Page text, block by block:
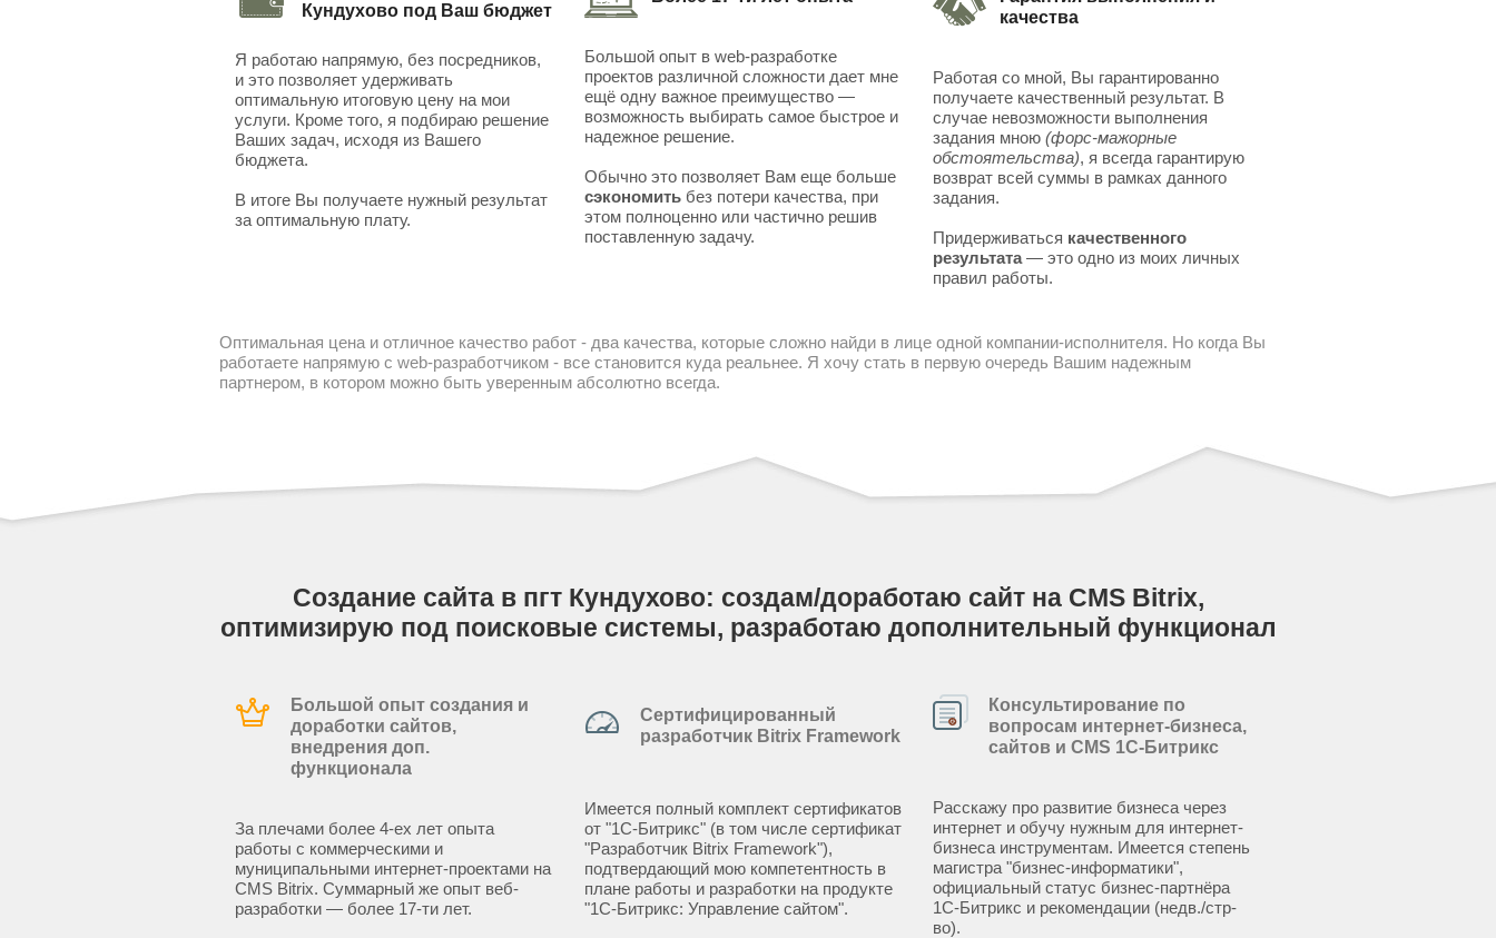
Кундухово под Ваш бюджет
Я работаю напрямую, без посредников,
и это позволяет удерживать
оптимальную итоговую цену на мои
услуги. Кроме того, я подбираю решение
Ваших задач, исходя из Вашего
бюджета.
В итоге Вы получаете нужный результат
за оптимальную плату.
Большой опыт в web-разработке
проектов различной сложности дает мне
ещё одну важное преимущество —
возможность выбирать самое быстрое и
надежное решение.
Обычно это позволяет Вам еще больше
сэкономитьбез потери качества, при
этом полноценно или частично решив
поставленную задачу.
качества
Работая со мной, Вы гарантированно
получаете качественный результат. В
случае невозможности выполнения
задания мною(форс-мажорные
обстоятельства), я всегда гарантирую
возврат всей суммы в рамках данного
задания.
Придерживаться качественного
результата— это одно из моих личных
правил работы.
Оптимальная цена и отличное качество работ - два качества, которые сложно найди в лице одной компании-исполнителя. Но когда Вы
работаете напрямую с web-разработчиком - все становится куда реальнее. Я хочу стать в первую очередь Вашим надежным
партнером, в котором можно быть уверенным абсолютно всегда.
Создание сайта в пгт Кундухово: создам/доработаю сайт на CMS Bitrix,
оптимизирую под поисковые системы, разработаю дополнительный функционал
Большой опыт создания и
доработки сайтов,
внедрения доп.
функционала
За плечами более 4-ех лет опыта
работы с коммерческими и
муниципальными интернет-проектами на
CMS Bitrix. Суммарный же опыт веб-
разработки — более 17-ти лет.
Сертифицированный
разработчик Bitrix Framework
Имеется полный комплект сертификатов
от "1С-Битрикс" (в том числе сертификат
"Разработчик Bitrix Framework"),
подтвердающий мою компетентность в
плане работы и разработки на продукте
"1С-Битрикс: Управление сайтом".
Консультирование по
вопросам интернет-бизнеса,
сайтов и CMS 1С-Битрикс
Расскажу про развитие бизнеса через
интернет и обучу нужным для интернет-
бизнеса инструментам. Имеется степень
магистра "бизнес-информатики",
официальный статус бизнес-партнёра
1С-Битрикс и рекомендации (недв./стр-
во).